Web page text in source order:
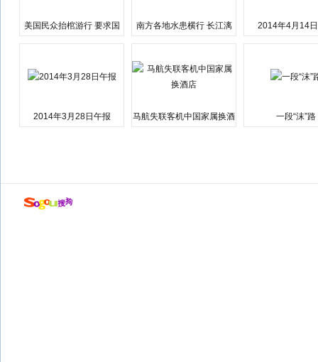
美国民众抬棺游行 要求国
南方各地水患横行 长江漓
2014年4月14
2014年3月28日午报
马航失联客机中国家属换酒
一段“沫”路